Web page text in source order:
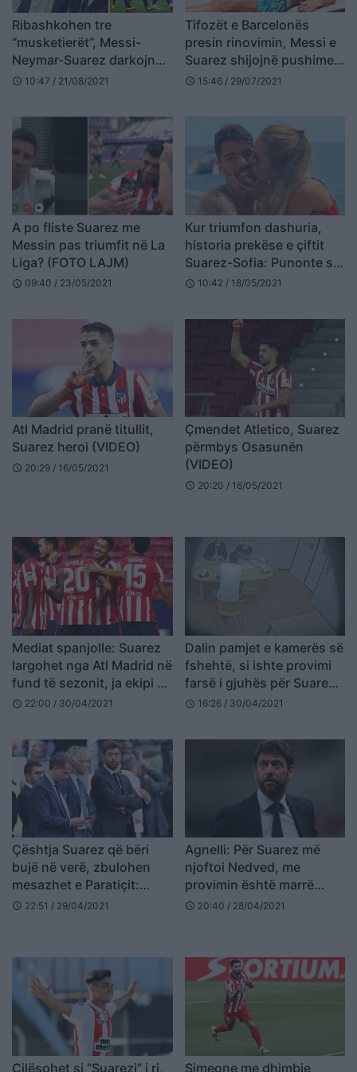
Ribashkohen tre
“musketierët”, Messi-
Neymar-Suarez darkojnë
së bashku
schedule 10:47 / 21/08/2021
Tifozët e Barcelonës
presin rinovimin, Messi e
Suarez shijojnë pushimet
në Ibiza (VIDEO)
schedule 15:46 / 29/07/2021
A po fliste Suarez me
Messin pas triumfit në La
Liga? (FOTO LAJM)
schedule 09:40 / 23/05/2021
Kur triumfon dashuria,
historia prekëse e çiftit
Suarez-Sofia: Punonte si
pastrues rrugës, u ndanë
schedule 10:42 / 18/05/2021
Atl Madrid pranë titullit,
Suarez heroi (VIDEO)
schedule 20:29 / 16/05/2021
Çmendet Atletico, Suarez
përmbys Osasunën
(VIDEO)
schedule 20:20 / 16/05/2021
Mediat spanjolle: Suarez
largohet nga Atl Madrid në
fund të sezonit, ja ekipi që
kërkon
schedule 22:00 / 30/04/2021
Dalin pamjet e kamerës së
fshehtë, si ishte provimi
farsë i gjuhës për Suarez
(VIDEO)
schedule 16:26 / 30/04/2021
Çështja Suarez që bëri
bujë në verë, zbulohen
mesazhet e Paratiçit:
Çfarë m***, ne jemi Juve
schedule 22:51 / 29/04/2021
Agnelli: Për Suarez më
njoftoi Nedved, me
provimin është marrë
Paratici
schedule 20:40 / 28/04/2021
Cilësohet si “Suarezi” i ri, Simeone me dhimbje